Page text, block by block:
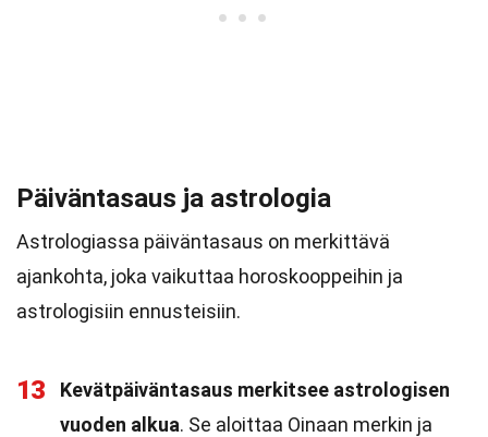
Päiväntasaus ja astrologia
Astrologiassa päiväntasaus on merkittävä
ajankohta, joka vaikuttaa horoskooppeihin ja
astrologisiin ennusteisiin.
13
Kevätpäiväntasaus merkitsee astrologisen
vuoden alkua. Se aloittaa Oinaan merkin ja